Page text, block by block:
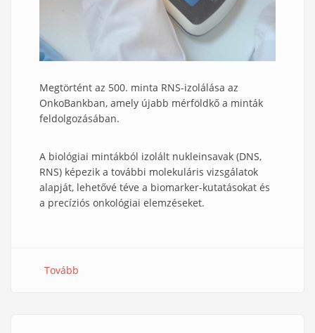
Megtörtént az 500. minta RNS-izolálása az
OnkoBankban, amely újabb mérföldkő a minták
feldolgozásában.
A biológiai mintákból izolált nukleinsavak (DNS,
RNS) képezik a további molekuláris vizsgálatok
alapját, lehetővé téve a biomarker-kutatásokat és
a precíziós onkológiai elemzéseket.
Tovább